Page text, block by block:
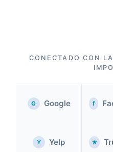
CONECTADO CON
G Google f
Y Yelp ★